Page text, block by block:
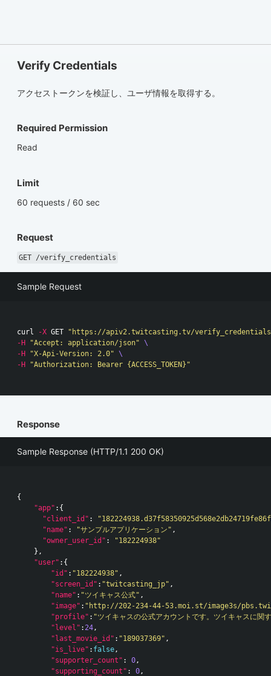
Verify Credentials
アクセストークンを検証し、ユーザ情報を取得する。
Required Permission
Read
Limit
60 requests / 60 sec
Request
GET /verify_credentials
Sample Request
curl -X GET
"https://apiv2.twitcasting.tv/
-H
"Accept: application/json" \
-H
"X-Api-Version: 2.0" \
-H
"Authorization: Bearer {ACCESS_TOKEN}"
Response
Sample Response (HTTP/1.1 200 OK)
{
"app" :{
"client_id" :
"name" : "サンプルアプリケーション" ,
"owner_user_id" :
"182224938"
},
"user" :{
"id" : "182224938" ,
"screen_id" : "twitcasting_jp" ,
"name" : "ツイキャス公式" ,
"image" : "http://202-234-44-53.moi.st/image3s/
"profile" : "ツイキャスの公式アカウントです。ツイキャス
"level" :24,
"last_movie_id" : "189037369" ,
"is_live" : false,
"supporter_count" : 0,
"supporting_count" : 0,